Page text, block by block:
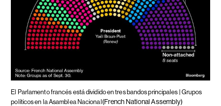
El Parlamento francés está dividido en tres bandos principales | Grupos
políticos en la Asamblea Nacional(French National Assembly)